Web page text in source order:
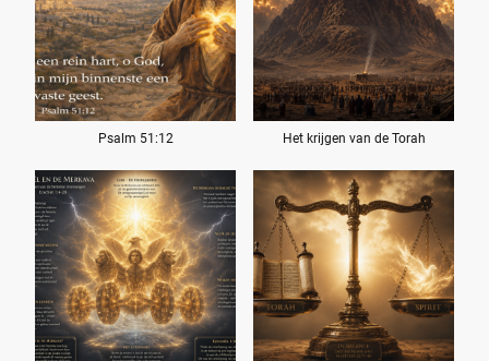
Psalm 51:12 Het krijgen van de Torah